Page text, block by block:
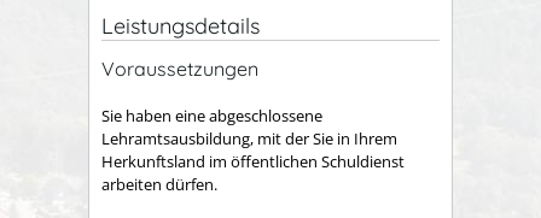
Leistungsdetails
Voraussetzungen
Sie haben eine abgeschlossene
Lehramtsausbildung, mit der Sie in Ihrem
Herkunftsland im öffentlichen Schuldienst
arbeiten dürfen.